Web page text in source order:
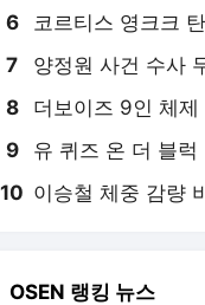
6 코르티스 영크크
7 양정원 사건 수사
8 더보이즈 9인 체제
9 유 퀴즈 온 더 블럭
10 이승철 체중 감량
OSEN 랭킹 뉴스